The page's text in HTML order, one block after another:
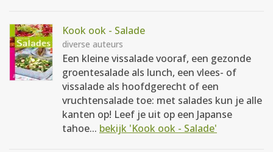
Kook ook - Salade
diverse auteurs
Een kleine vissalade vooraf, een gezonde
groentesalade als lunch, een vlees- of
vissalade als hoofdgerecht of een
vruchtensalade toe: met salades kun je alle
kanten op! Leef je uit op een Japanse
tahoe... bekijk 'Kook ook - Salade'